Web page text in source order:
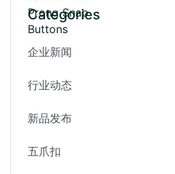
Categories
企业新闻
行业动态
新品发布
五爪扣